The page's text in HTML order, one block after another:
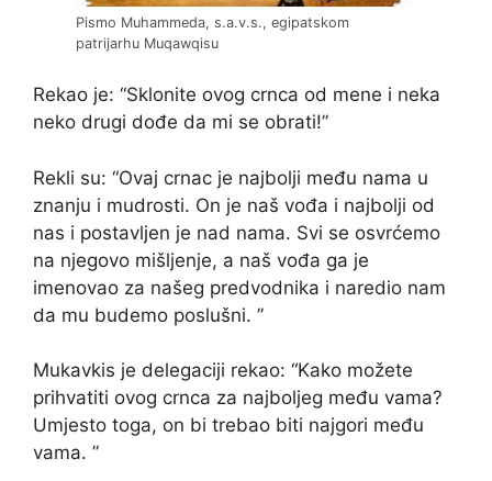
Pismo Muhammeda, s.a.v.s., egipatskom
patrijarhu Muqawqisu
Rekao je: “Sklonite ovog crnca od mene i neka
neko drugi dođe da mi se obrati!”
Rekli su: “Ovaj crnac je najbolji među nama u
znanju i mudrosti. On je naš vođa i najbolji od
nas i postavljen je nad nama. Svi se osvrćemo
na njegovo mišljenje, a naš vođa ga je
imenovao za našeg predvodnika i naredio nam
da mu budemo poslušni. ”
Mukavkis je delegaciji rekao: “Kako možete
prihvatiti ovog crnca za najboljeg među vama?
Umjesto toga, on bi trebao biti najgori među
vama. ”